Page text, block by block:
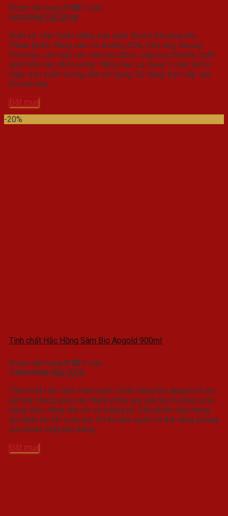
Được xếp hạng 5.00 5 sao
300.000₫ Giá
là:
300.000₫.
250.000₫Giá
tại
là:
250.000₫.
Xuất xứ: Hàn Quốc Hãng sản xuất: Korea Ginseng Bio
Thành phần: Hồng sâm có đường 20%, mật ong, đường
fructose, siro ngũ cốc, axit ascorbic, oligosaccharide, chất
gôm hỗn hợp Khối lượng: 580g Hạn sử dụng: 2 năm kể từ
ngày sản xuất Hướng dẫn sử dụng: Sử dụng trực tiếp sau
khi mở nắp
Đặt mua
-20%
Tinh chất Hắc Hồng Sâm Bio Apgold 900ml
Được xếp hạng 5.00 5 sao
1.000.000₫ Giá
là:
1.000.000₫.
800.000₫Giá
tại
là:
800.000₫.
Tinh Chất Hắc Sâm Hàn Quốc Chính Hãng Bio Apgold là sự
kết hợp độcg giữa các thành phần quý giá như hương rượu,
hồng sâm, hồng linh chi và hoàng kỳ. Sản phẩm này mang
lại nhiều lợi ích vượt trội, hỗ trợ làm sạch cơ thể, tăng cường
sức khỏe tổng thể, đồng...
Đặt mua